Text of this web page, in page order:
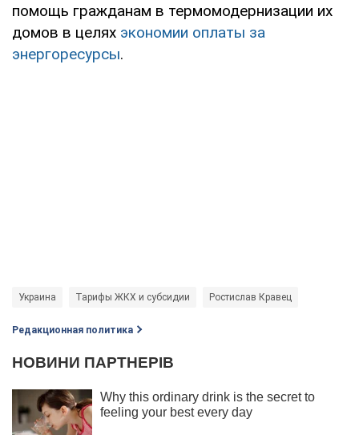
помощь гражданам в термомодернизации их
домов в целях экономии оплаты за
энергоресурсы.
Украина Тарифы ЖКХ и субсидии Ростислав Кравец
Редакционная политика